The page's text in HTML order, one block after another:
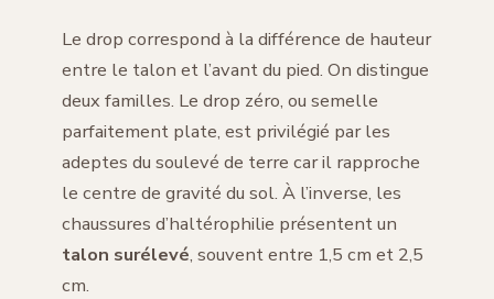
Le drop correspond à la différence de hauteur
entre le talon et l’avant du pied. On distingue
deux familles. Le drop zéro, ou semelle
parfaitement plate, est privilégié par les
adeptes du soulevé de terre car il rapproche
le centre de gravité du sol. À l’inverse, les
chaussures d’haltérophilie présentent un
talon surélevé, souvent entre 1,5 cm et 2,5
cm.